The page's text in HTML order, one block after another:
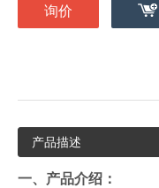
询价
产品描述
一、产品介绍：